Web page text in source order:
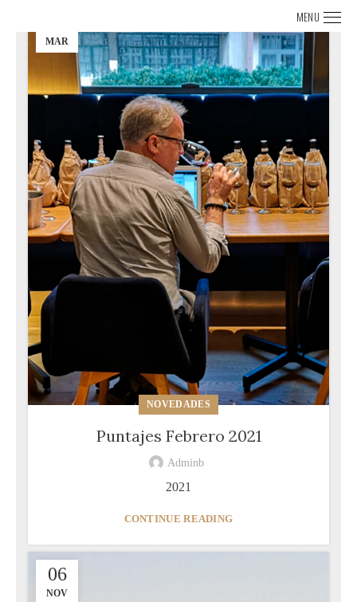
MENU
MAR
NOVEDADES
Puntajes Febrero 2021
Adminb
2021
CONTINUE READING
06
NOV